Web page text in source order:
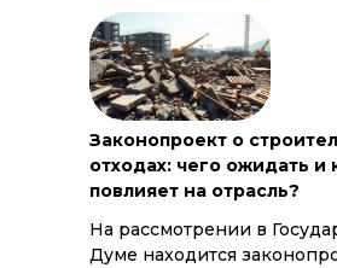
Законопроект о
отходах: чего ожидать и
повлияет на отрасль?
На рассмотрении в
Думе находится